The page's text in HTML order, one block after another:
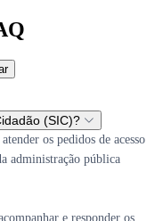
(SIC)?
os pedidos de acesso
administração pública
e responder os